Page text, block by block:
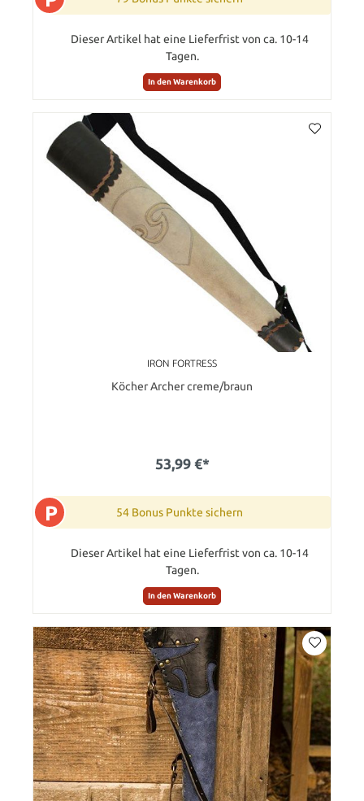
Dieser Artikel hat eine Lieferfrist von ca. 10-14
Tagen.
In den Warenkorb
IRON FORTRESS
Köcher Archer creme/braun
53,99 €*
P 54 Bonus Punkte sichern
Dieser Artikel hat eine Lieferfrist von ca. 10-14
Tagen.
In den Warenkorb